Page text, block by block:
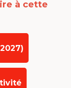
à cette